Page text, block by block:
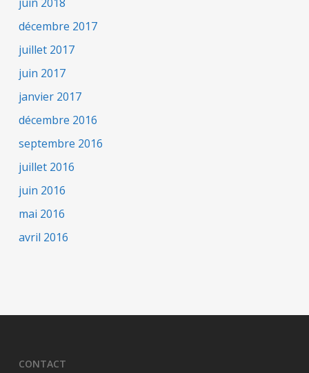
décembre 2017
juillet 2017
juin 2017
janvier 2017
décembre 2016
septembre 2016
juillet 2016
juin 2016
mai 2016
avril 2016
CONTACT